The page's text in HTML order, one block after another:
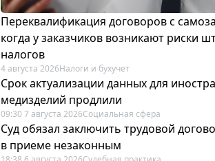
Переквалификация договоров с
когда у заказчиков возникают риски
налогов
4 августа 2026Налоги и бухучет
Срок актуализации данных для
медизделий продлили
09:30 7 августа 2026Социальная сфера
Суд обязал заключить трудовой
в приеме незаконным